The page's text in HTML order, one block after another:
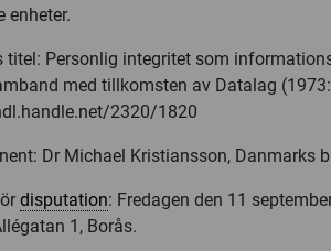
enheter.
titel: Personlig integritet som
med tillkomsten av Datalag
2320/1820
Dr Michael Kristiansson, Danmarks
disputation: Fredagen den 11
1, Borås.